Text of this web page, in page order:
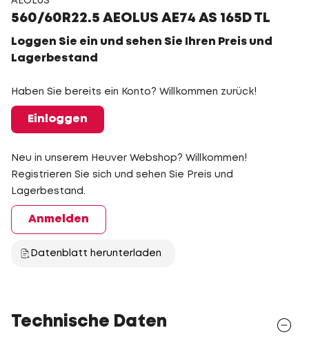
560/60R22.5 AEOLUS AE74 AS 165D TL
Loggen Sie ein und sehen Sie Ihren Preis und
Lagerbestand
Haben Sie bereits ein Konto? Willkommen zurück!
Einloggen
Neu in unserem Heuver Webshop? Willkommen!
Registrieren Sie sich und sehen Sie Preis und
Lagerbestand.
Anmelden
Datenblatt herunterladen
Technische Daten